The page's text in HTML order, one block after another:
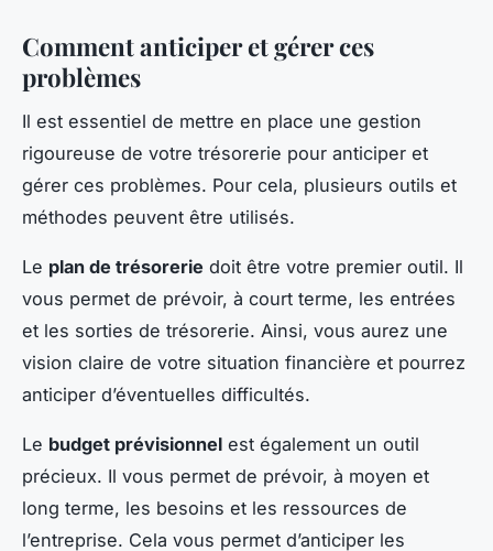
Comment anticiper et gérer ces
problèmes
Il est essentiel de mettre en place une gestion
rigoureuse de votre trésorerie pour anticiper et
gérer ces problèmes. Pour cela, plusieurs outils et
méthodes peuvent être utilisés.
Le plan de trésorerie doit être votre premier outil. Il
vous permet de prévoir, à court terme, les entrées
et les sorties de trésorerie. Ainsi, vous aurez une
vision claire de votre situation financière et pourrez
anticiper d’éventuelles difficultés.
Le budget prévisionnel est également un outil
précieux. Il vous permet de prévoir, à moyen et
long terme, les besoins et les ressources de
l’entreprise. Cela vous permet d’anticiper les